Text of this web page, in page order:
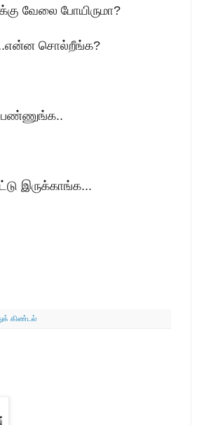
வேலை போயிருமா?
சொல்றீங்க?
பண்ணுங்க..
இருக்காங்க...
கிண்டல்